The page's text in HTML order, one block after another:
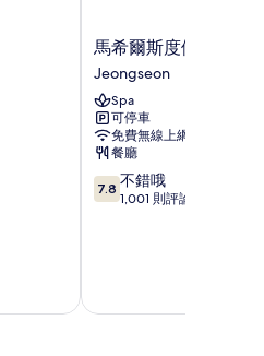
馬
希
爾
斯
度
假
飯
店
Jeongseon
馬希爾斯度假飯店
Jeongseon
Spa
可停車
免費無線上網
餐廳
7.8
分，
錯
7.8 不錯哦
1,001 則評論